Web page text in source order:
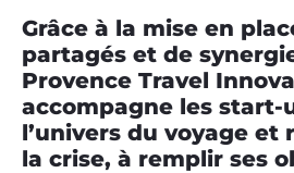
Grâce à la mise en
partagés et de
Provence Travel
accompagne les start-
l’univers du voyage et
la crise, à remplir ses